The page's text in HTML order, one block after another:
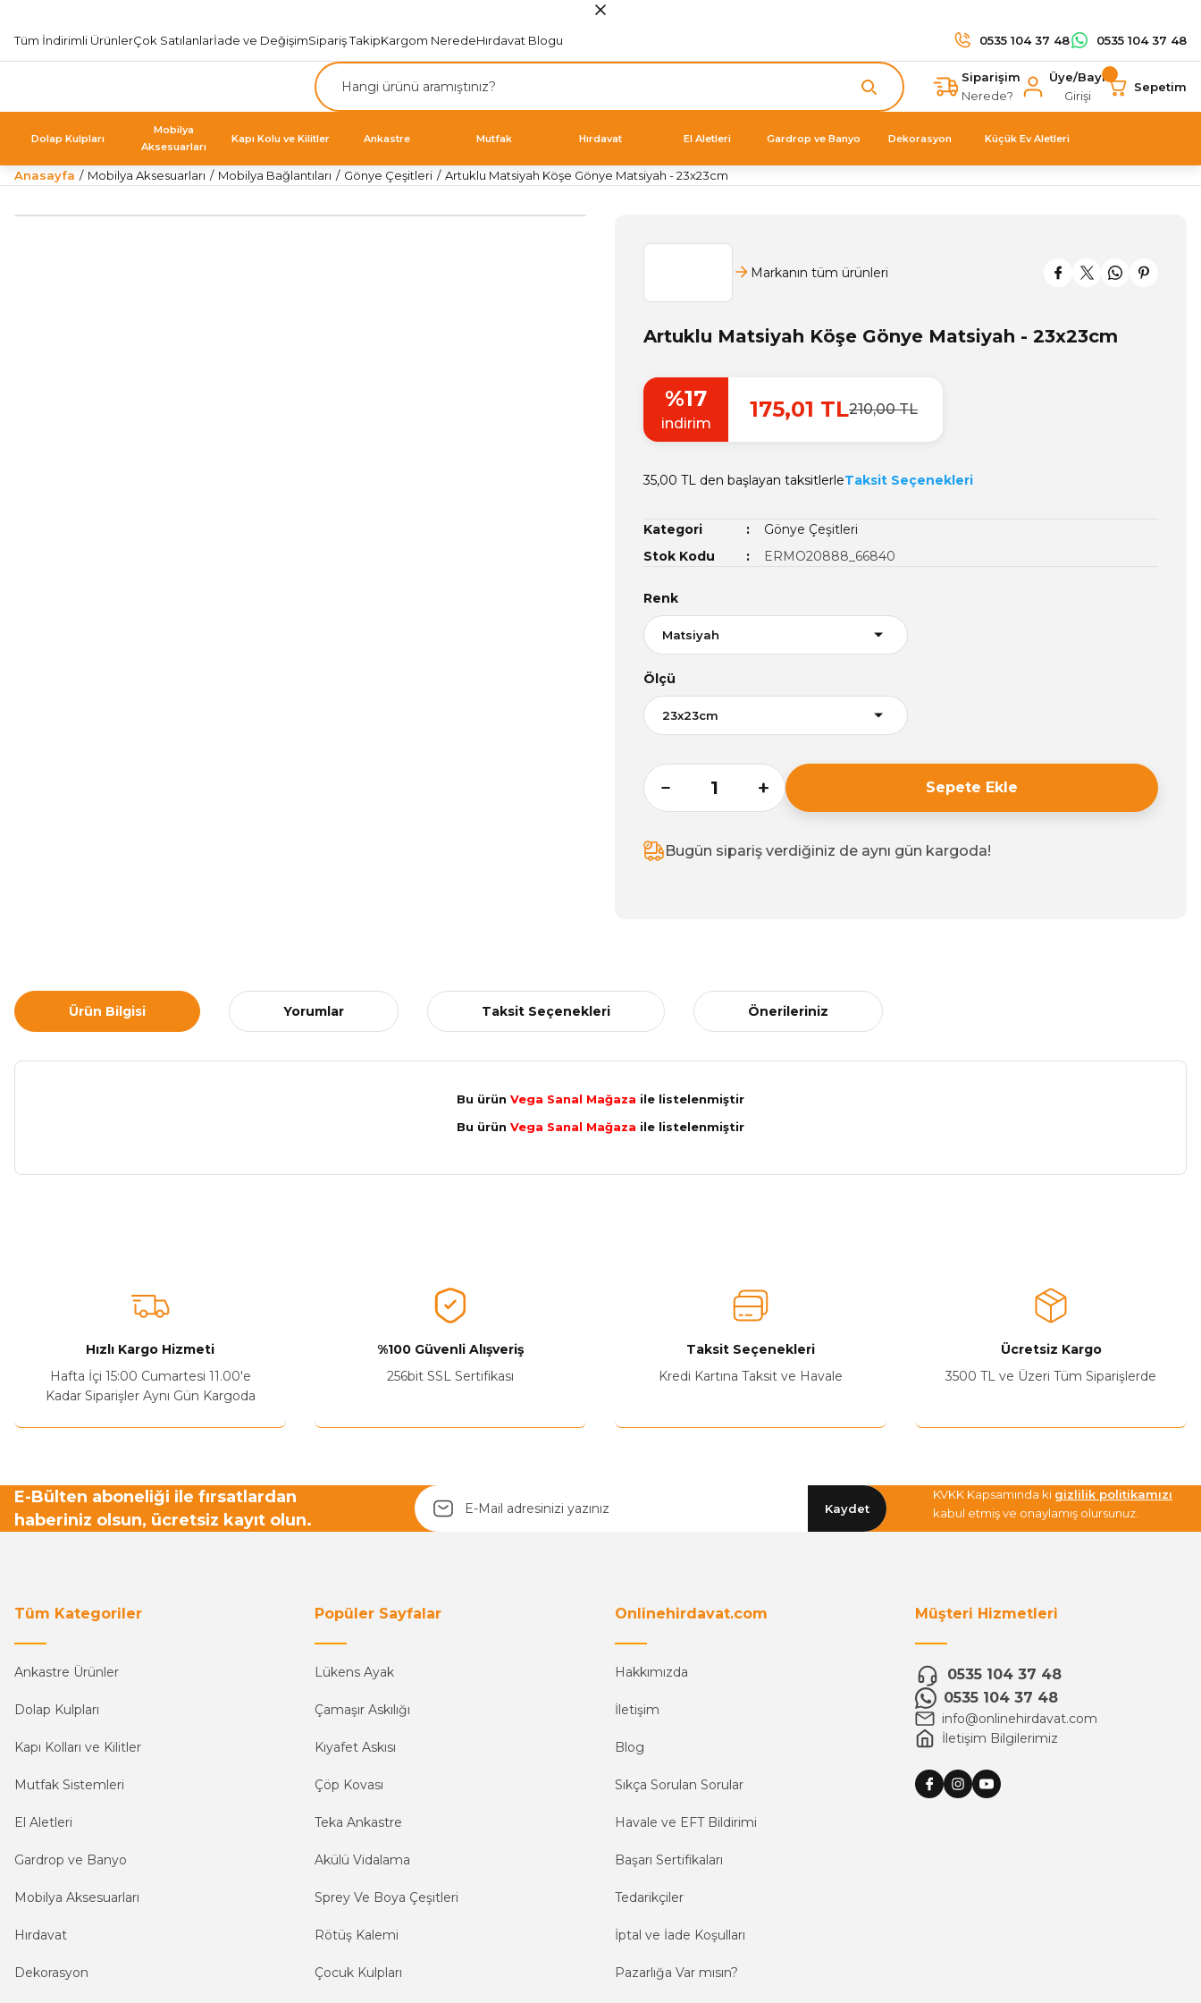
Tüm İndirimli ÜrünlerÇok Satılanlarİade ve DeğişimSipariş TakipKargom NeredeHırdavat Blogu 0535 104 37 48 0535 104 37 48
Siparişim
Nerede?
Üye/Bayi
Girişi
Sepetim
Dolap Kulpları
Mobilya
Aksesuarları
Kapı Kolu ve Kilitler Ankastre Mutfak Hırdavat El Aletleri Gardrop ve Banyo Dekorasyon Küçük Ev Aletleri
Anasayfa Mobilya Aksesuarları Mobilya Bağlantıları Gönye Çeşitleri Artuklu Matsiyah Köşe Gönye Matsiyah - 23x23cm
Markanın tüm ürünleri
Artuklu Matsiyah Köşe Gönye Matsiyah - 23x23cm
%17
indirim
175,01 TL210,00 TL
35,00 TL den başlayan taksitlerleTaksit Seçenekleri
Kategori
Gönye Çeşitleri
Stok Kodu
ERMO20888_66840
Renk
Ölçü
Sepete Ekle
Bugün sipariş verdiğiniz de aynı gün kargoda!
Ürün Bilgisi Yorumlar Taksit Seçenekleri Önerileriniz
Bu ürün Vega Sanal Mağaza ile listelenmiştir
Bu ürün Vega Sanal Mağaza ile listelenmiştir
Ürün açıklamasında eksik bilgiler bulunuyor.
Bu ürüne benzer farklı alternatifler olmalı.
Yetkiliye Gönder
Hızlı Kargo Hizmeti
Hafta İçi 15:00 Cumartesi 11.00'e
Kadar Siparişler Aynı Gün Kargoda
%100 Güvenli Alışveriş
256bit SSL Sertifikası
Taksit Seçenekleri
Kredi Kartına Taksit ve Havale
Ücretsiz Kargo
3500 TL ve Üzeri Tüm Siparişlerde
E-Bülten aboneliği ile fırsatlardan
haberiniz olsun, ücretsiz kayıt olun.
Kaydet
KVKK Kapsamında ki gizlilik politikamızı
kabul etmiş ve onaylamış olursunuz.
Tüm Kategoriler
Ankastre Ürünler
Dolap Kulpları
Kapı Kolları ve Kilitler
Mutfak Sistemleri
El Aletleri
Gardrop ve Banyo
Mobilya Aksesuarları
Hırdavat
Dekorasyon
Popüler Sayfalar
Lükens Ayak
Çamaşır Askılığı
Kıyafet Askısı
Çöp Kovası
Teka Ankastre
Akülü Vidalama
Sprey Ve Boya Çeşitleri
Rötüş Kalemi
Çocuk Kulpları
Onlinehirdavat.com
Hakkımızda
İletişim
Blog
Sıkça Sorulan Sorular
Havale ve EFT Bildirimi
Başarı Sertifikaları
Tedarikçiler
İptal ve İade Koşulları
Pazarlığa Var mısın?
Müşteri Hizmetleri
0535 104 37 48
0535 104 37 48
info@onlinehirdavat.com
İletişim Bilgilerimiz